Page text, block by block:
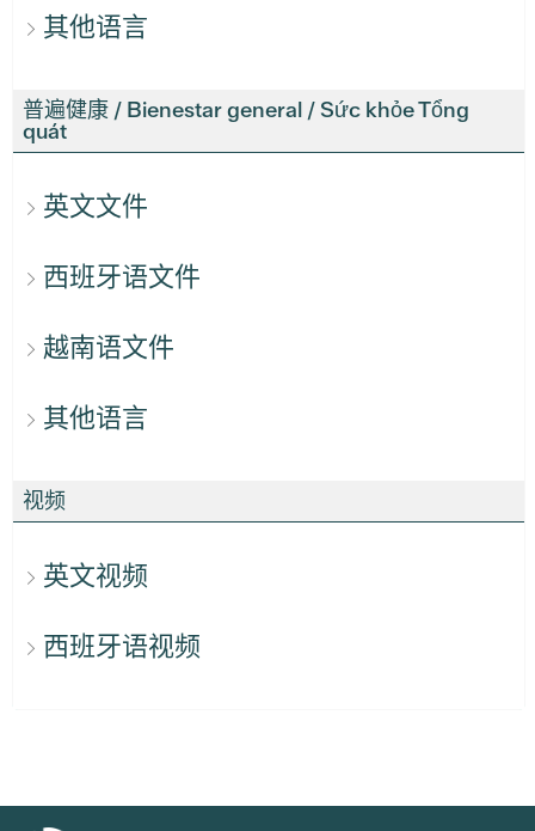
其他语言
普遍健康 / Bienestar general / Sức khỏe Tổng
quát
英文文件
西班牙语文件
越南语文件
其他语言
视频
英文视频
西班牙语视频